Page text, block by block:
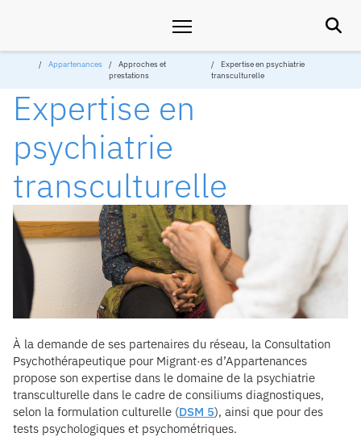

Appartenances
Approches et
prestations
Expertise en psychiatrie
transculturelle
Expertise en
psychiatrie
transculturelle
À la demande de ses partenaires du réseau, la Consultation
Psychothérapeutique pour Migrant·es d’Appartenances
propose son expertise dans le domaine de la psychiatrie
transculturelle dans le cadre de consiliums diagnostiques,
selon la formulation culturelle (DSM 5), ainsi que pour des
tests psychologiques et psychométriques.